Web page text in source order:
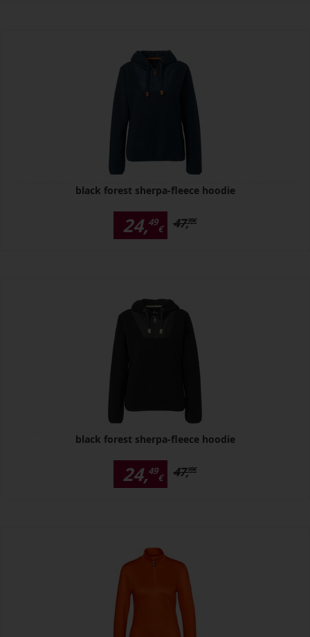
black forest sherpa-fleece hoodie
24,49
€ 47,99€
black forest sherpa-fleece hoodie
24,49
€ 47,99€